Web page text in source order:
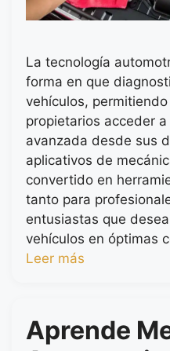
La tecnología
forma en que
vehículos,
propietarios acceder
avanzada desde sus
aplicativos de
convertido en
tanto para
entusiastas que
vehículos en óptimas
Leer más
Aprende